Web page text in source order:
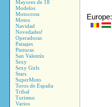
Mayores de 18
Modelos
Motocross
Motos
Navidad
Novedades!
Operadoras
Paisajes
Pinturas
San Valentín
Sexy
Sexy Girls
Stars
SuperMoto
Toros de España
Tribal
Turismo
Varios
Europe: